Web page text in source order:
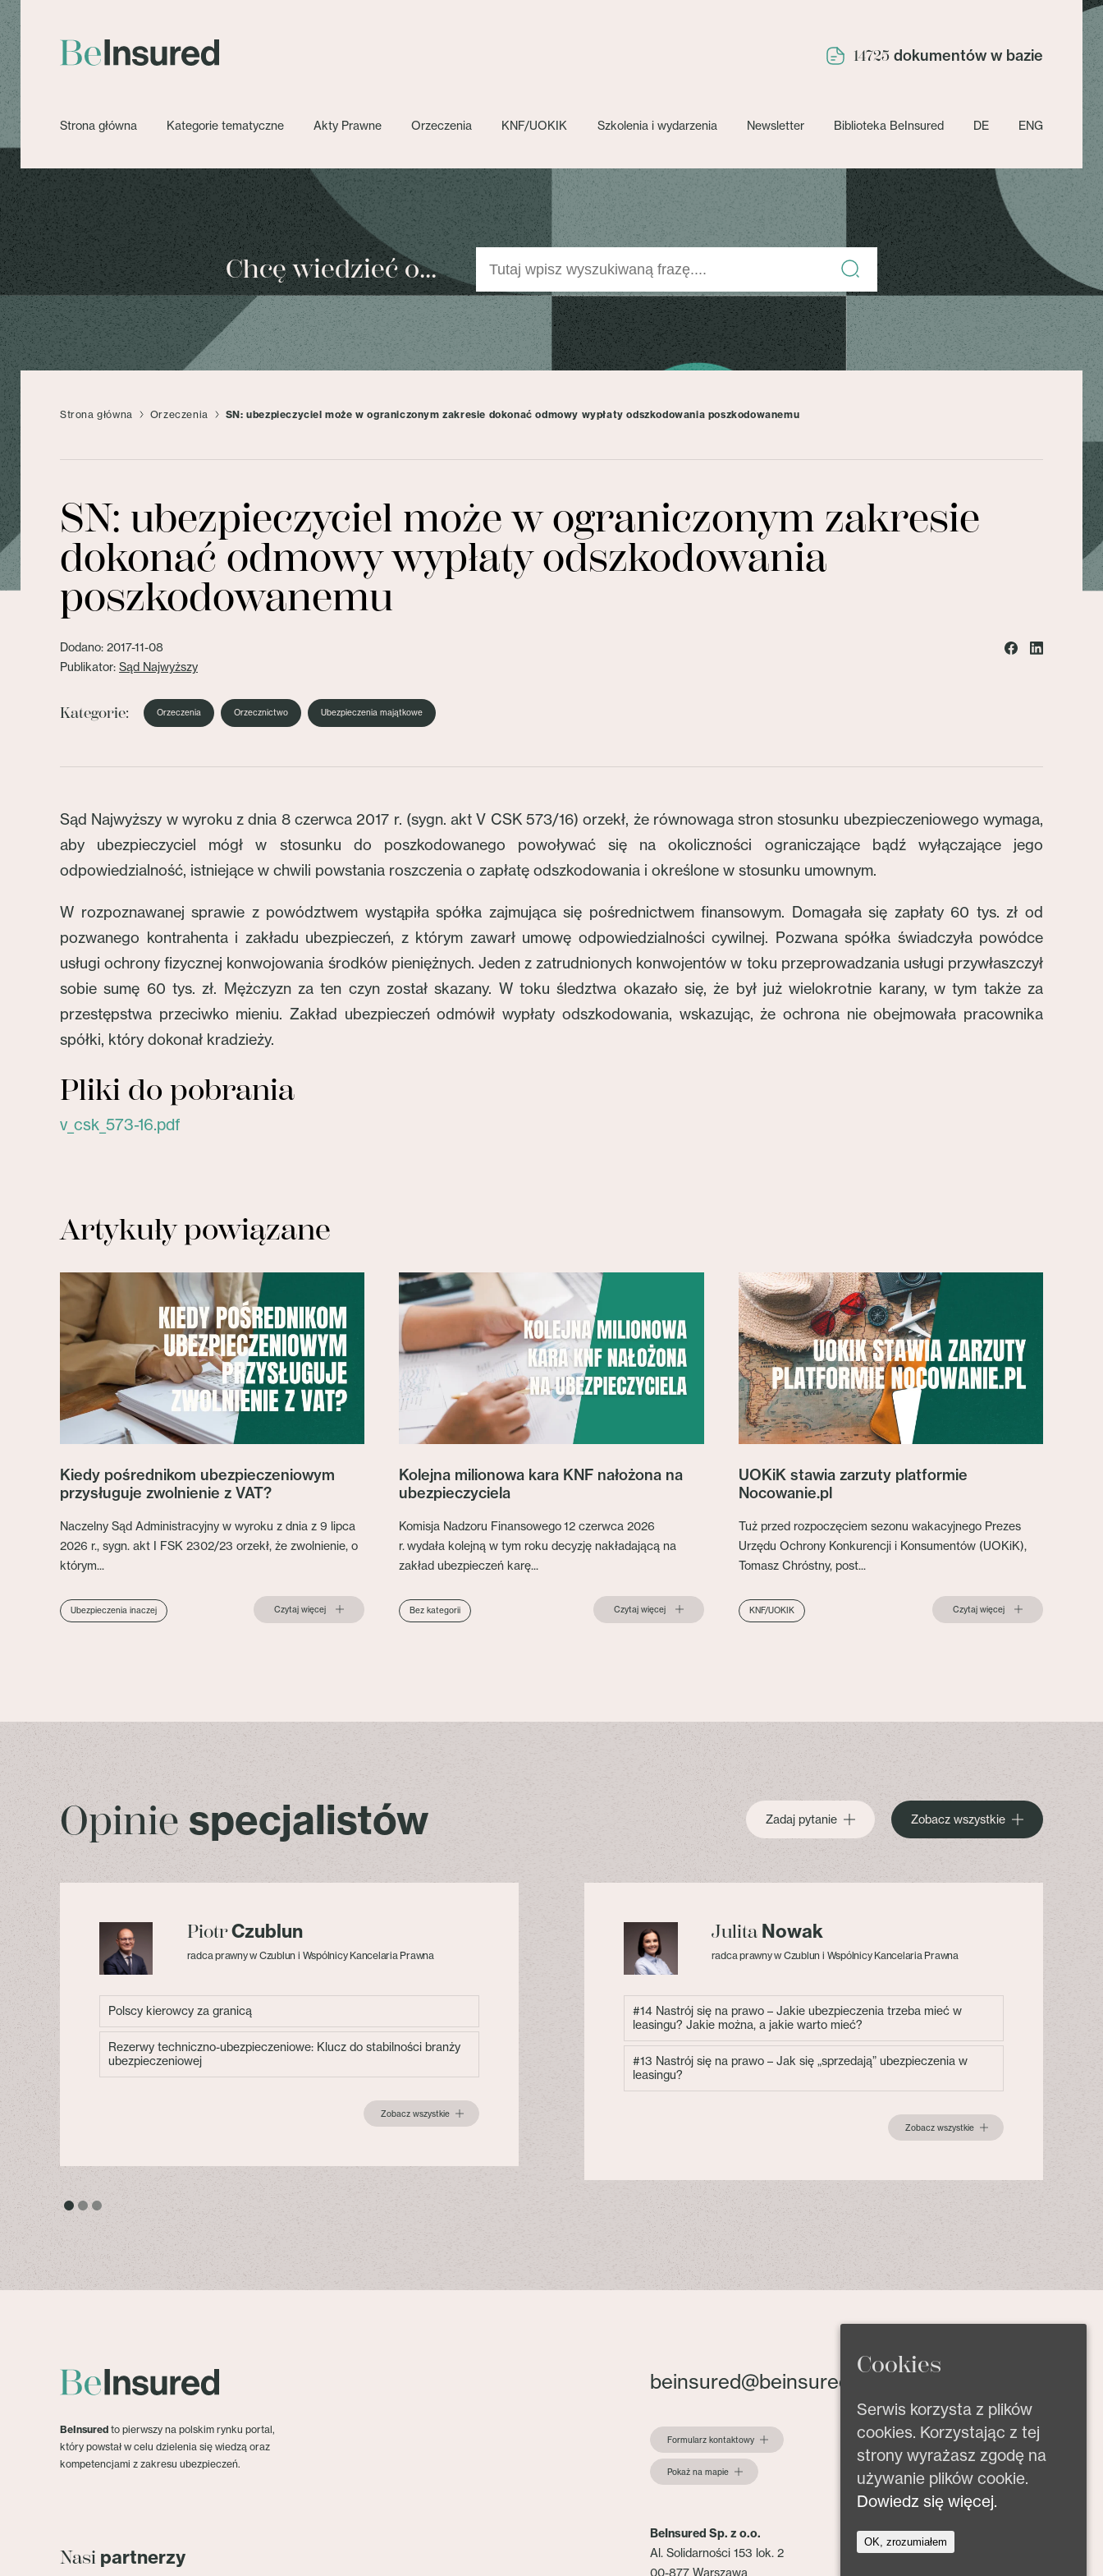
14725 dokumentów w bazie
Strona główna Kategorie tematyczne Akty Prawne Orzeczenia KNF/UOKIK Szkolenia i wydarzenia Newsletter Biblioteka BeInsured DE ENG
Chcę wiedzieć o...
Strona główna Orzeczenia SN: ubezpieczyciel może w ograniczonym zakresie dokonać odmowy wypłaty odszkodowania poszkodowanemu
SN: ubezpieczyciel może w ograniczonym zakresie
dokonać odmowy wypłaty odszkodowania
poszkodowanemu
Dodano: 2017-11-08
Publikator: Sąd Najwyższy
Kategorie: Orzeczenia Orzecznictwo Ubezpieczenia majątkowe
Sąd Najwyższy w wyroku z dnia 8 czerwca 2017 r. (sygn. akt V CSK 573/16) orzekł, że równowaga stron stosunku ubezpieczeniowego wymaga,
aby ubezpieczyciel mógł w stosunku do poszkodowanego powoływać się na okoliczności ograniczające bądź wyłączające jego
odpowiedzialność, istniejące w chwili powstania roszczenia o zapłatę odszkodowania i określone w stosunku umownym.
W rozpoznawanej sprawie z powództwem wystąpiła spółka zajmująca się pośrednictwem finansowym. Domagała się zapłaty 60 tys. zł od
pozwanego kontrahenta i zakładu ubezpieczeń, z którym zawarł umowę odpowiedzialności cywilnej. Pozwana spółka świadczyła powódce
usługi ochrony fizycznej konwojowania środków pieniężnych. Jeden z zatrudnionych konwojentów w toku przeprowadzania usługi przywłaszczył
sobie sumę 60 tys. zł. Mężczyzn za ten czyn został skazany. W toku śledztwa okazało się, że był już wielokrotnie karany, w tym także za
przestępstwa przeciwko mieniu. Zakład ubezpieczeń odmówił wypłaty odszkodowania, wskazując, że ochrona nie obejmowała pracownika
spółki, który dokonał kradzieży.
Pliki do pobrania
v_csk_573-16.pdf
Artykuły powiązane
Kiedy pośrednikom ubezpieczeniowym
przysługuje zwolnienie z VAT?
Naczelny Sąd Administracyjny w wyroku z dnia z 9 lipca
2026 r., sygn. akt I FSK 2302/23 orzekł, że zwolnienie, o
którym...
Ubezpieczenia inaczej Czytaj więcej
Kolejna milionowa kara KNF nałożona na
ubezpieczyciela
Komisja Nadzoru Finansowego 12 czerwca 2026
r. wydała kolejną w tym roku decyzję nakładającą na
zakład ubezpieczeń karę...
Bez kategorii Czytaj więcej
UOKiK stawia zarzuty platformie
Nocowanie.pl
Tuż przed rozpoczęciem sezonu wakacyjnego Prezes
Urzędu Ochrony Konkurencji i Konsumentów (UOKiK),
Tomasz Chróstny, post...
KNF/UOKIK Czytaj więcej
Opinie specjalistów Zadaj pytanie Zobacz wszystkie
PiotrCzublun
radca prawny w Czublun i Wspólnicy Kancelaria Prawna
Polscy kierowcy za granicą
Rezerwy techniczno-ubezpieczeniowe: Klucz do stabilności branży
ubezpieczeniowej
Zobacz wszystkie
Julita Nowak
radca prawny w Czublun i Wspólnicy Kancelaria Prawna
#14 Nastrój się na prawo – Jakie ubezpieczenia trzeba mieć w
leasingu? Jakie można, a jakie warto mieć?
#13 Nastrój się na prawo – Jak się „sprzedają” ubezpieczenia w
leasingu?
Zobacz wszystkie
BeInsured to pierwszy na polskim rynku portal,
który powstał w celu dzielenia się wiedzą oraz
kompetencjami z zakresu ubezpieczeń.
Nasi partnerzy
beinsured@beinsured.pl
Formularz kontaktowy
Pokaż na mapie
BeInsured Sp. z o.o.
Al. Solidarności 153 lok. 2
00-877 Warszawa
Cookies
Serwis korzysta z plików
cookies. Korzystając z tej
strony wyrażasz zgodę na
używanie plików cookie.
Dowiedz się więcej.
OK, zrozumiałem